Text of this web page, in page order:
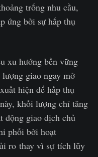
trống nhu cầu,
ứng bởi sự hấp thụ
xu hướng bền vững
giao ngay mở
hiện để hấp thụ
khối lượng chỉ tăng
động giao dịch chủ
phối bởi hoạt
ro thay vì sự tích lũy